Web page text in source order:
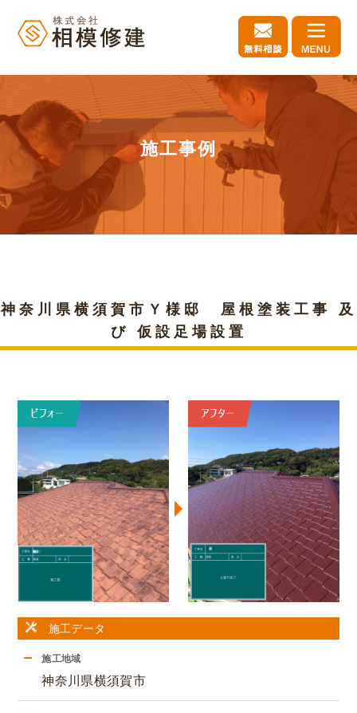
施工事例
神奈川県横須賀市Ｙ様邸 屋根塗装工事 及
び 仮設足場設置
施工データ
施工地域
神奈川県横須賀市